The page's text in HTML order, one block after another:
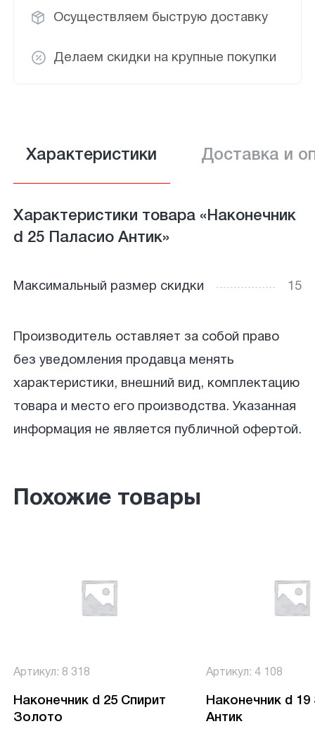
Осуществляем быструю доставку
Делаем скидки на крупные покупки
Характеристики Доставка и
Характеристики товара «Наконечник
d 25 Паласио Антик»
Максимальный размер скидки 15
Производитель оставляет за собой право
без уведомления продавца менять
характеристики, внешний вид, комплектацию
товара и место его производства. Указанная
информация не является публичной офертой.
Похожие товары
Артикул: 8 318
Наконечник d 25 Спирит
Золото
Артикул: 4 108
Наконечник d
Антик